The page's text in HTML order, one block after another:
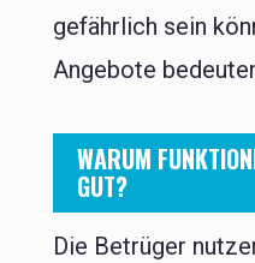
gefährlich sein
Angebote
WARUM
GUT?
Die Betrüger